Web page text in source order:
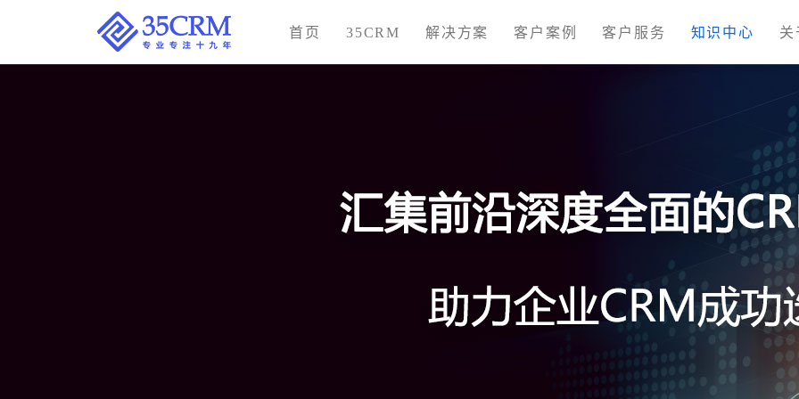
首页 35CRM 解决方案 客户案例 客户服务 知识中心 关